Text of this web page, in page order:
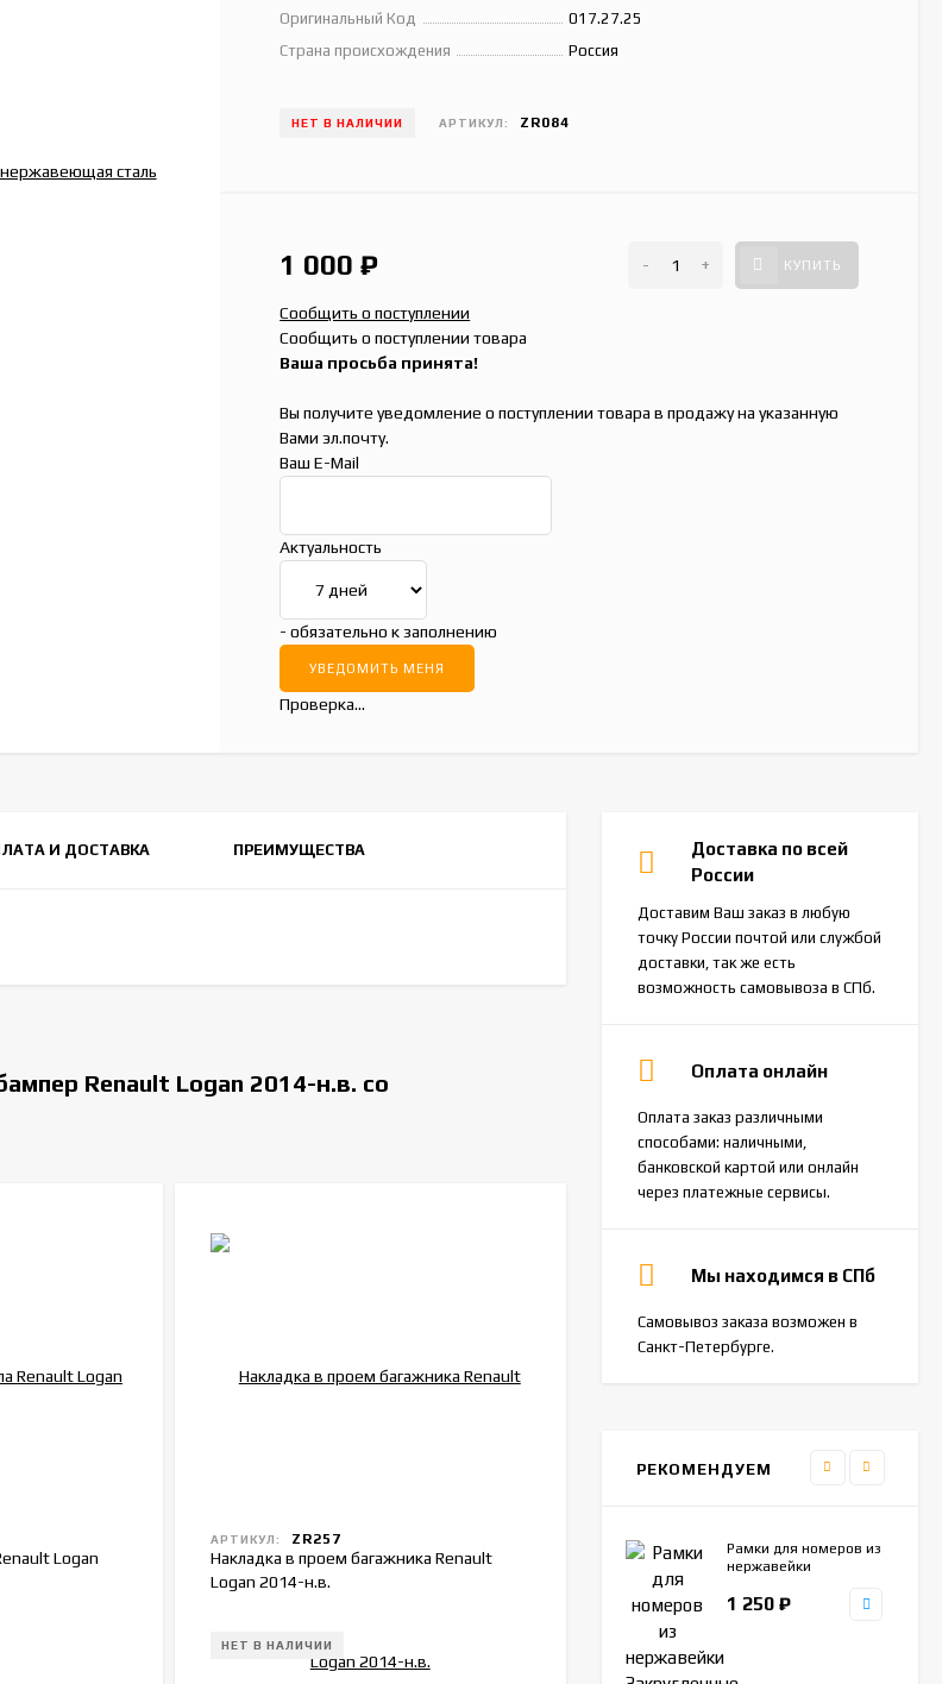
Оригинальный Код
017.27.25
Страна происхождения
Россия
НЕТ В НАЛИЧИИ АРТИКУЛ: ZR084
1 000₽ - + КУПИТЬ
Сообщить о поступлении
Сообщить о поступлении товара
Ваша просьба принята!
Вы получите уведомление о поступлении товара в продажу на указанную
Вами эл.почту.
Ваш E-Mail
Актуальность
- обязательно к заполнению
Проверка...
И ДОСТАВКА ПРЕИМУЩЕСТВА
Renault Logan 2014-н.в. со
Logan
АРТИКУЛ: ZR257
Накладка в проем багажника Renault
Logan 2014-н.в.
НЕТ В НАЛИЧИИ
Доставка по всей
России
Доставим Ваш заказ в любую
точку России почтой или службой
доставки, так же есть
возможность самовывоза в СПб.
Оплата онлайн
Оплата заказ различными
способами: наличными,
банковской картой или онлайн
через платежные сервисы.
Мы находимся в СПб
Самовывоз заказа возможен в
Санкт-Петербурге.
РЕКОМЕНДУЕМ
Рамки для номеров из
нержавейки
спец.крепеж. Комплект
1 250 ₽